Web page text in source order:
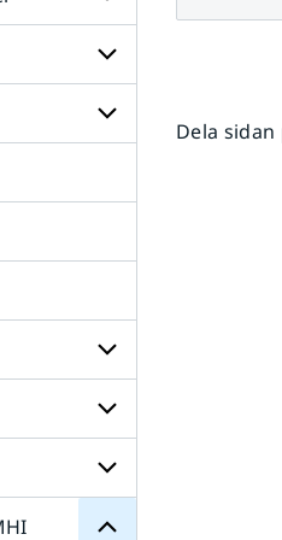
för
Data
Undersidor
för
Professionella
tjänster
Undersidor
för
för
Undersidor
för
Om
SMHI
Undersidor
för
Jobba
Undersidor
Undersidor
för
Publikationer
från
SMHI
Dela sidan